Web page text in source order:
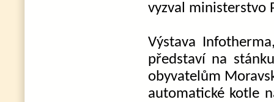
vyzval ministerstvo
Výstava
představí na
obyvatelům
automatické kotle